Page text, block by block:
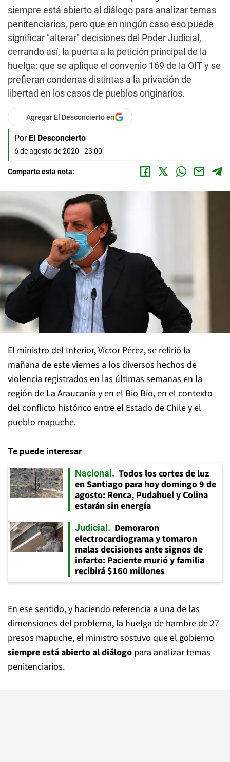
siempre está abierto al diálogo para analizar temas
penitenciarios, pero que en ningún caso eso puede
significar "alterar" decisiones del Poder Judicial,
cerrando así, la puerta a la petición principal de la
huelga: que se aplique el convenio 169 de la OIT y se
prefieran condenas distintas a la privación de
libertad en los casos de pueblos originarios.
Agregar El Desconcierto en
Por El Desconcierto
6 de agosto de 2020 - 23:00
Comparte esta nota:
El ministro del Interior, Víctor Pérez, se refirió la
mañana de este viernes a los diversos hechos de
violencia registrados en las últimas semanas en la
región de La Araucanía y en el Bío Bío, en el contexto
del conflicto histórico entre el Estado de Chile y el
pueblo mapuche.
Te puede interesar
Nacional
Todos los cortes de luz
en Santiago para hoy domingo 9 de
agosto: Renca, Pudahuel y Colina
estarán sin energía
Judicial
Demoraron
electrocardiograma y tomaron
malas decisiones ante signos de
infarto: Paciente murió y familia
recibirá $160 millones
En ese sentido, y haciendo referencia a una de las
dimensiones del problema, la huelga de hambre de 27
presos mapuche, el ministro sostuvo que el gobierno
siempre está abierto al diálogo para analizar temas
penitenciarios.